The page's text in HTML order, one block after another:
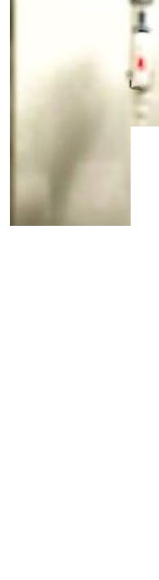
Untermenü
Untermenü
Untermenü